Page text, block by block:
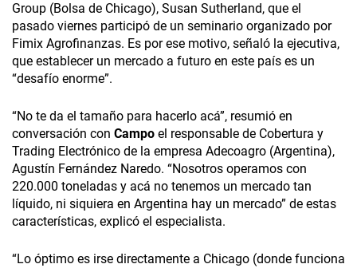
Group (Bolsa de Chicago), Susan Sutherland, que el
pasado viernes participó de un seminario organizado por
Fimix Agrofinanzas. Es por ese motivo, señaló la ejecutiva,
que establecer un mercado a futuro en este país es un
“desafío enorme”.
“No te da el tamaño para hacerlo acá”, resumió en
conversación con Campo el responsable de Cobertura y
Trading Electrónico de la empresa Adecoagro (Argentina),
Agustín Fernández Naredo. “Nosotros operamos con
220.000 toneladas y acá no tenemos un mercado tan
líquido, ni siquiera en Argentina hay un mercado” de estas
características, explicó el especialista.
“Lo óptimo es irse directamente a Chicago (donde funciona